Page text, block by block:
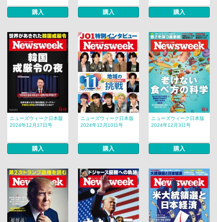
購入 購入 購入
ニューズウィーク日本版
2024年12月17日号
購入
ニューズウィーク日本版
2024年12月10日号
購入
ニューズウィーク日本版
2024年12月3日号
購入